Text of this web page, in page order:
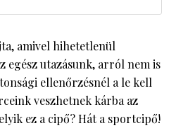
amivel hihetetlenül
egész utazásunk, arról nem is
ellenőrzésnél a le kell
veszhetnek kárba az
ez a cipő? Hát a sportcipő!